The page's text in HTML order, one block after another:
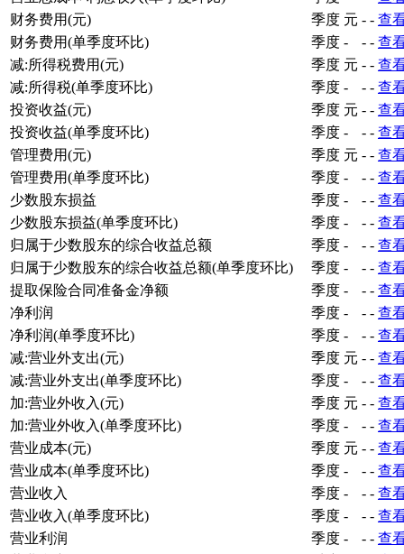
财务费用(元)
季度 元 - - 查
财务费用(单季度环比)
季度 - - - 查
减:所得税费用(元)
季度 元 - - 查
减:所得税(单季度环比)
季度 - - - 查
投资收益(元)
季度 元 - - 查
投资收益(单季度环比)
季度 - - - 查
管理费用(元)
季度 元 - - 查
管理费用(单季度环比)
季度 - - - 查
少数股东损益
季度 - - - 查
少数股东损益(单季度环比)
季度 - - - 查
归属于少数股东的综合收益总额
季度 - - - 查
归属于少数股东的综合收益总额(单季度环比)
季度 - - - 查
提取保险合同准备金净额
季度 - - - 查
净利润
季度 - - - 查
净利润(单季度环比)
季度 - - - 查
减:营业外支出(元)
季度 元 - - 查
减:营业外支出(单季度环比)
季度 - - - 查
加:营业外收入(元)
季度 元 - - 查
加:营业外收入(单季度环比)
季度 - - - 查
营业成本(元)
季度 元 - - 查
营业成本(单季度环比)
季度 - - - 查
营业收入
季度 - - - 查
营业收入(单季度环比)
季度 - - - 查
营业利润
季度 - - - 查